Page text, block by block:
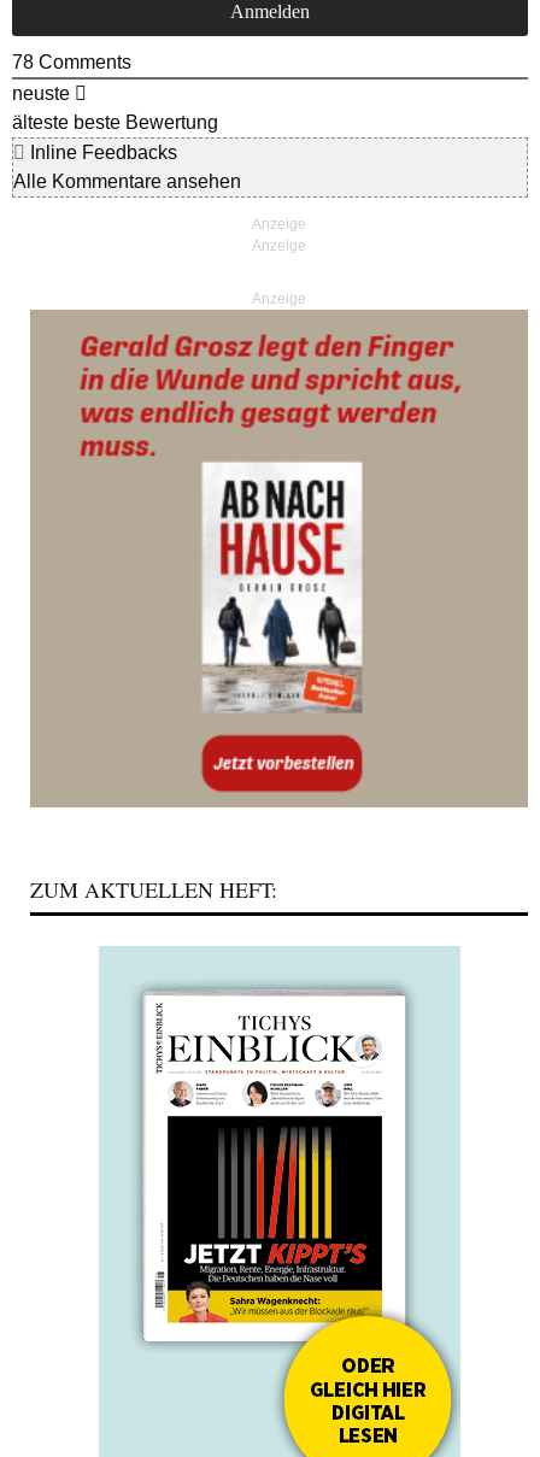
78 Comments
neuste
älteste beste Bewertung
Inline Feedbacks
Alle Kommentare ansehen
Anzeige
ZUM AKTUELLEN HEFT: